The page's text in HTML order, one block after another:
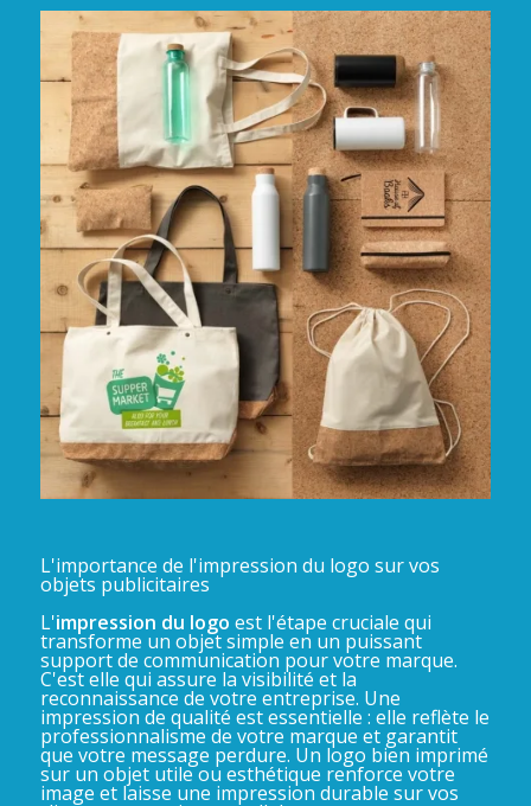
L'importance de l'impression du logo sur vos
objets publicitaires
L'impression du logo est l'étape cruciale qui
transforme un objet simple en un puissant
support de communication pour votre marque.
C'est elle qui assure la visibilité et la
reconnaissance de votre entreprise. Une
impression de qualité est essentielle : elle reflète le
professionnalisme de votre marque et garantit
que votre message perdure. Un logo bien imprimé
sur un objet utile ou esthétique renforce votre
image et laisse une impression durable sur vos